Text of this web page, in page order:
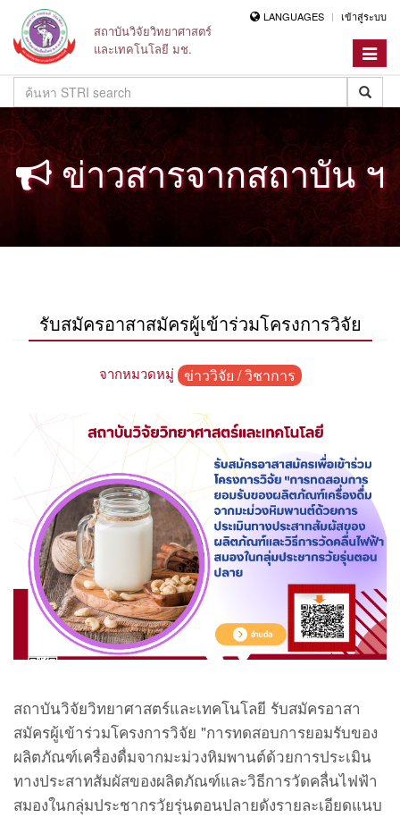
สถาบันวิจัยวิทยาศาสตร์
และเทคโนโลยี มช.
LANGUAGES เข้าสู่ระบบ
Toggle
ข่าวสารจากสถาบัน ฯ
รับสมัครอาสาสมัครผู้เข้าร่วมโครงการวิจัย
จากหมวดหมู่ ข่าววิจัย / วิชาการ
สถาบันวิจัยวิทยาศาสตร์และเทคโนโลยี รับสมัครอาสา
สมัครผู้เข้าร่วมโครงการวิจัย "การทดสอบการยอมรับของ
ผลิตภัณฑ์เครื่องดื่มจากมะม่วงหิมพานต์ด้วยการประเมิน
ทางประสาทสัมผัสของผลิตภัณฑ์และวิธีการวัดคลื่นไฟฟ้า
สมองในกลุ่มประชากรวัยรุ่นตอนปลายดังรายละเอียดแนบ